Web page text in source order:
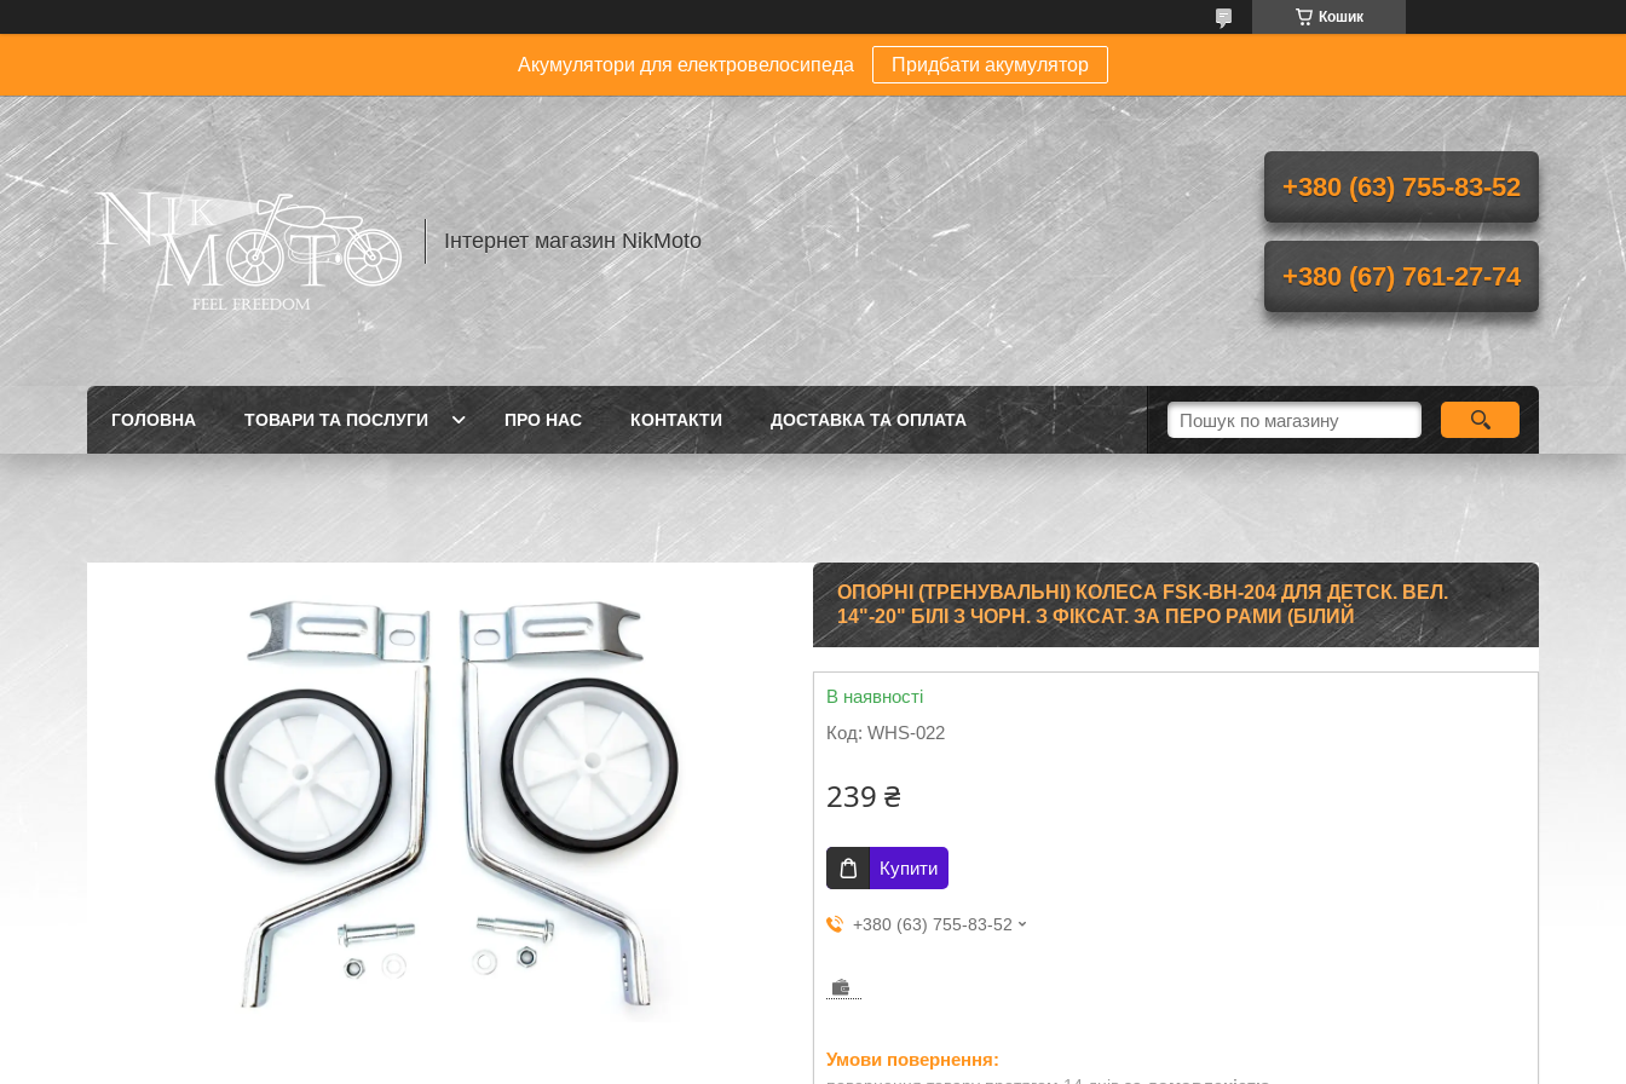
Кошик
Акумулятори для електровелосипеда Придбати акумулятор
Інтернет магазин NikMoto
+380 (63) 755-83-52
+380 (67) 761-27-74
ГОЛОВНА ТОВАРИ ТА ПОСЛУГИ ПРО НАС КОНТАКТИ ДОСТАВКА ТА ОПЛАТА
ОПОРНІ (ТРЕНУВАЛЬНІ) КОЛЕСА FSK-BH-204 ДЛЯ ДЕТСК. ВЕЛ.
14"-20" БІЛІ З ЧОРН. З ФІКСАТ. ЗА ПЕРО РАМИ (БІЛИЙ
В наявності
Код: WHS-022
239 ₴
Купити
+380 (63) 755-83-52